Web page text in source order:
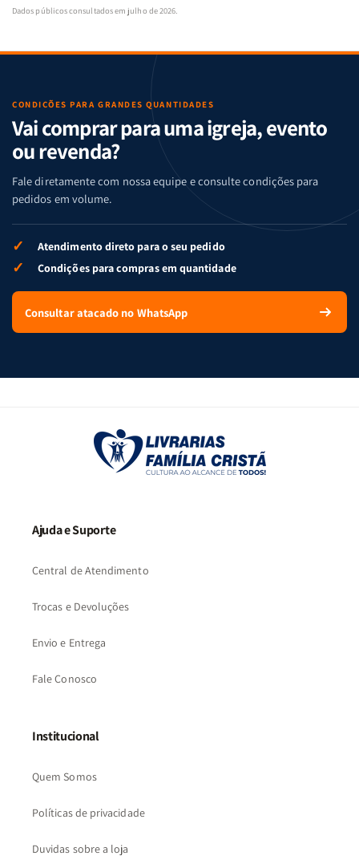
Dados públicos consultados em julho de 2026.
CONDIÇÕES PARA GRANDES QUANTIDADES
Vai comprar para uma igreja, evento
ou revenda?
Fale diretamente com nossa equipe e consulte condições para
pedidos em volume.
✓ Atendimento direto para o seu pedido
✓ Condições para compras em quantidade
Consultar atacado no WhatsApp
Ajuda e Suporte
Central de Atendimento
Trocas e Devoluções
Envio e Entrega
Fale Conosco
Institucional
Quem Somos
Políticas de privacidade
Duvidas sobre a loja